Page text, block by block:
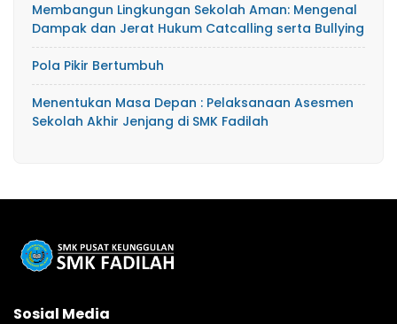
​Membangun Lingkungan Sekolah Aman: Mengenal
Dampak dan Jerat Hukum Catcalling serta Bullying
Pola Pikir Bertumbuh
Menentukan Masa Depan : Pelaksanaan Asesmen
Sekolah Akhir Jenjang di SMK Fadilah
Sosial Media